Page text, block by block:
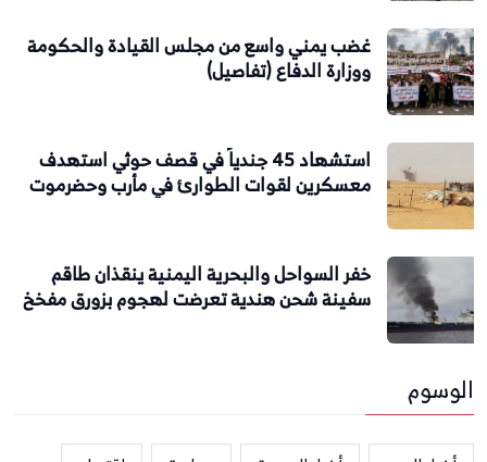
غضب يمني واسع من مجلس القيادة والحكومة
ووزارة الدفاع (تفاصيل)
استشهاد 45 جندياً في قصف حوثي استهدف
معسكرين لقوات الطوارئ في مأرب وحضرموت
خفر السواحل والبحرية اليمنية ينقذان طاقم
سفينة شحن هندية تعرضت لهجوم بزورق مفخخ
الوسوم